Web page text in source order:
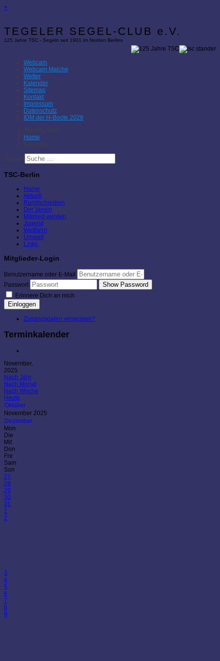
×
TEGELER SEGEL-CLUB e.V.
125 Jahre TSC - Segeln seit 1901 im Norden Berlins
Webcam
Webcam Malche
Wetter
Kalender
Sitemap
Kontakt
Impressum
Datenschutz
IDM der H-Boote 2026
Aktuelle Seite:
Home
Kalender
Suchen
TSC-Berlin
Home
Aktuell
Rundschreiben
Der Verein
Mitglied werden
Jugend
Wettfahrt
Umwelt
Links
Mitglieder-Login
Benutzername oder E-Mail
Passwort
Show Password
Erinnere Dich an mich
Einloggen
Zugangsdaten vergessen?
Terminkalender
November,
2025
Nach Jahr
Nach Monat
Nach Woche
Heute
Oktober
November 2025
Dezember
Mon
Die
Mit
Don
Fre
Sam
Son
27
28
29
30
31
1
2
3
4
5
6
7
8
9